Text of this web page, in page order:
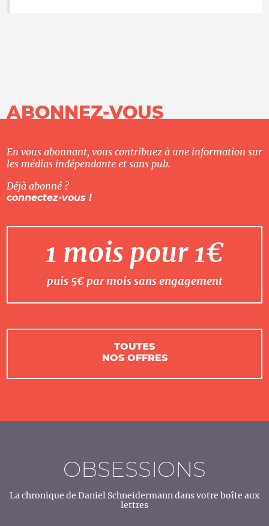
ABONNEZ-VOUS
En vous abonnant, vous contribuez à une information sur
les médias indépendante et sans pub.
Déjà abonné ?
connectez-vous !
1 mois pour 1€
puis 5€ par mois sans engagement
TOUTES
NOS OFFRES
OBSESSIONS
La chronique de Daniel Schneidermann dans votre boîte aux
lettres